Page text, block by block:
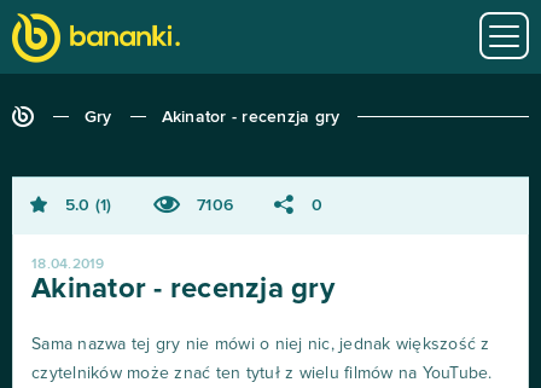
Gry Akinator - recenzja gry
5.0 1 7106 0
18.04.2019
Akinator - recenzja gry
Sama nazwa tej gry nie mówi o niej nic, jednak większość z
czytelników może znać ten tytuł z wielu filmów na YouTube.